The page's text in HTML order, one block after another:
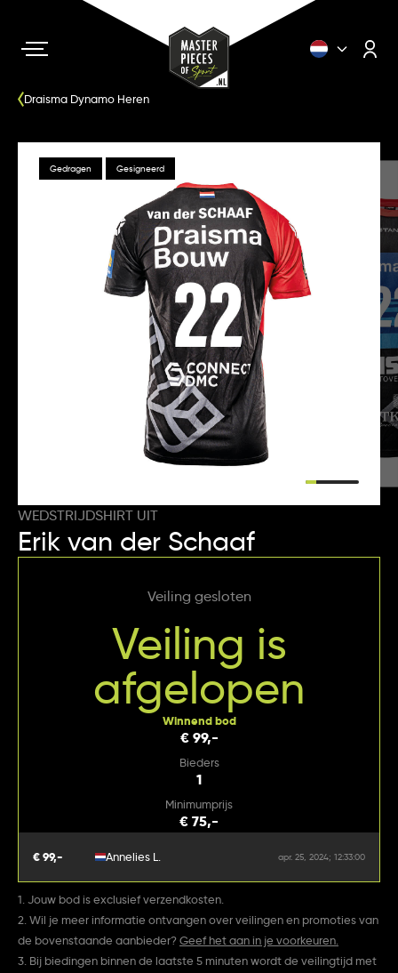
Draisma Dynamo Heren
Gedragen Gesigneerd
WEDSTRIJDSHIRT UIT
Erik van der Schaaf
Veiling gesloten
Veiling is
afgelopen
Winnend bod
€ 99,-
Bieders
1
Minimumprijs
€ 75,-
€ 99,- Annelies L. apr. 25, 2024; 12:33:00
1. Jouw bod is exclusief verzendkosten.
2. Wil je meer informatie ontvangen over veilingen en promoties van
de bovenstaande aanbieder?Geef het aan in je voorkeuren.
3. Bij biedingen binnen de laatste 5 minuten wordt de veilingtijd met